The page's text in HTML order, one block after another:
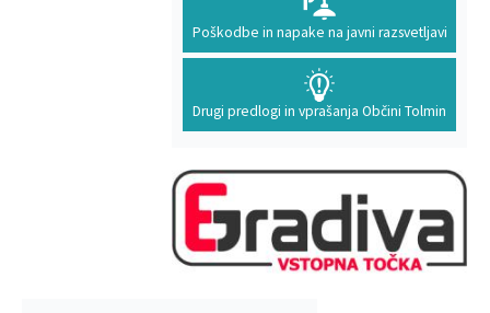
Poškodbe in napake na javni razsvetljavi
Drugi predlogi in vprašanja Občini Tolmin